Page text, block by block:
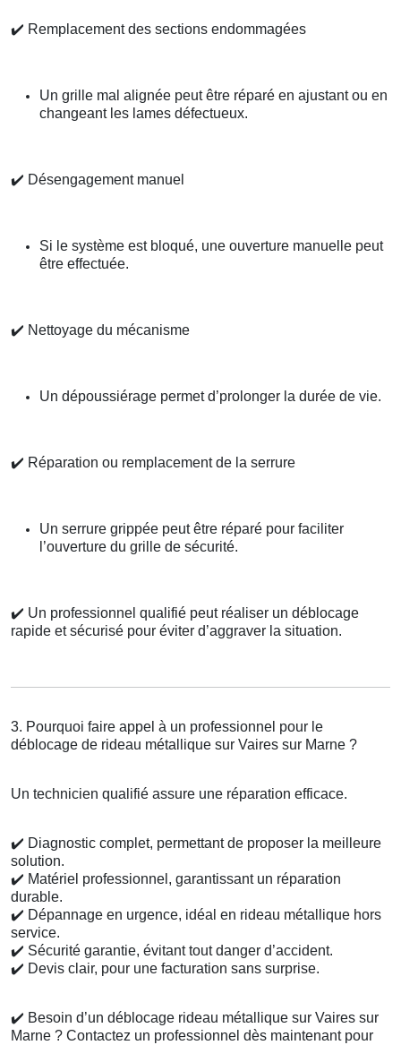
✔️ Remplacement des sections endommagées
Un grille mal alignée peut être réparé en ajustant ou en
changeant les lames défectueux.
✔️ Désengagement manuel
Si le système est bloqué, une ouverture manuelle peut
être effectuée.
✔️ Nettoyage du mécanisme
Un dépoussiérage permet d’prolonger la durée de vie.
✔️ Réparation ou remplacement de la serrure
Un serrure grippée peut être réparé pour faciliter
l’ouverture du grille de sécurité.
✔️ Un professionnel qualifié peut réaliser un déblocage
rapide et sécurisé pour éviter d’aggraver la situation.
3. Pourquoi faire appel à un professionnel pour le
déblocage de rideau métallique sur Vaires sur Marne ?
Un technicien qualifié assure une réparation efficace.
✔️ Diagnostic complet, permettant de proposer la meilleure
solution.
✔️ Matériel professionnel, garantissant un réparation
durable.
✔️ Dépannage en urgence, idéal en rideau métallique hors
service.
✔️ Sécurité garantie, évitant tout danger d’accident.
✔️ Devis clair, pour une facturation sans surprise.
✔️ Besoin d’un déblocage rideau métallique sur Vaires sur
Marne ? Contactez un professionnel dès maintenant pour